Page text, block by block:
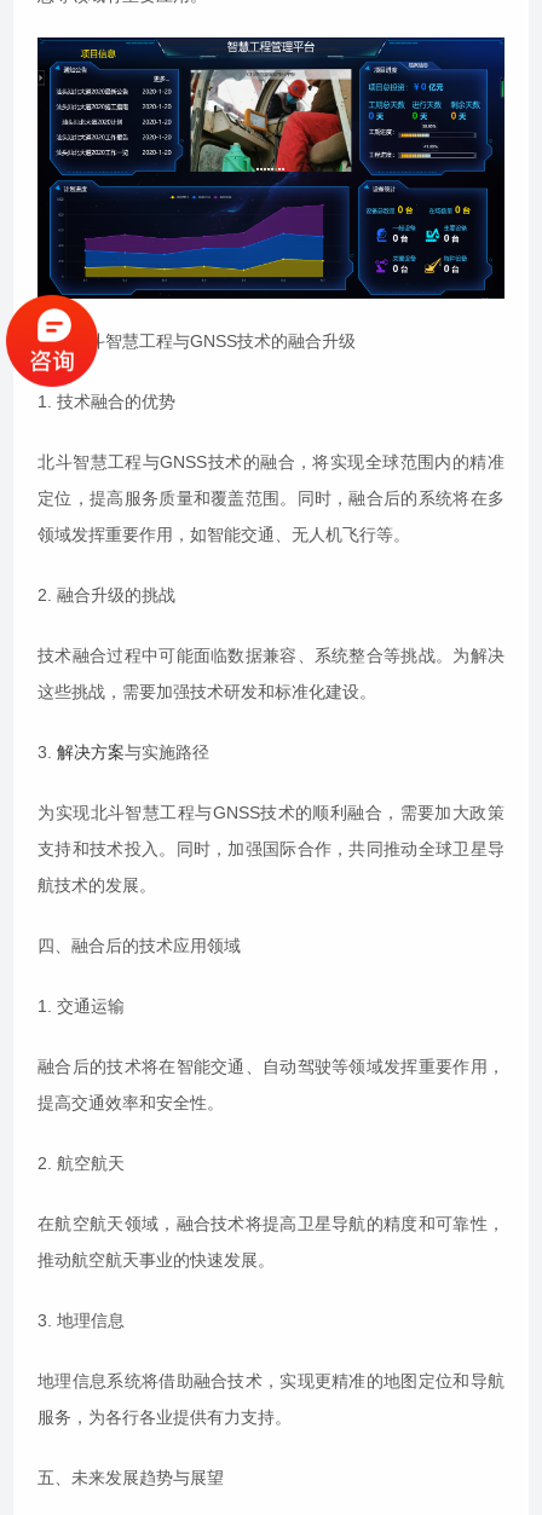
三、北斗智慧工程与GNSS技术的融合升级
1. 技术融合的优势
北斗智慧工程与GNSS技术的融合，将实现全球范围内的精准
定位，提高服务质量和覆盖范围。同时，融合后的系统将在多
领域发挥重要作用，如智能交通、无人机飞行等。
2. 融合升级的挑战
技术融合过程中可能面临数据兼容、系统整合等挑战。为解决
这些挑战，需要加强技术研发和标准化建设。
3.解决方案与实施路径
为实现北斗智慧工程与GNSS技术的顺利融合，需要加大政策
支持和技术投入。同时，加强国际合作，共同推动全球卫星导
航技术的发展。
四、融合后的技术应用领域
1. 交通运输
融合后的技术将在智能交通、自动驾驶等领域发挥重要作用，
提高交通效率和安全性。
2. 航空航天
在航空航天领域，融合技术将提高卫星导航的精度和可靠性，
推动航空航天事业的快速发展。
3. 地理信息
地理信息系统将借助融合技术，实现更精准的地图定位和导航
服务，为各行各业提供有力支持。
五、未来发展趋势与展望